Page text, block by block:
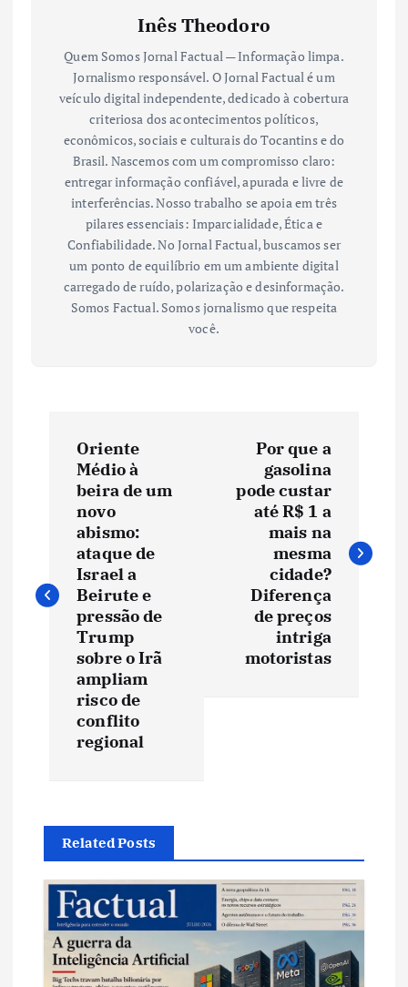
Inês Theodoro
Quem Somos Jornal Factual — Informação limpa.
Jornalismo responsável. O Jornal Factual é um
veículo digital independente, dedicado à cobertura
criteriosa dos acontecimentos políticos,
econômicos, sociais e culturais do Tocantins e do
Brasil. Nascemos com um compromisso claro:
entregar informação confiável, apurada e livre de
interferências. Nosso trabalho se apoia em três
pilares essenciais: Imparcialidade, Ética e
Confiabilidade. No Jornal Factual, buscamos ser
um ponto de equilíbrio em um ambiente digital
carregado de ruído, polarização e desinformação.
Somos Factual. Somos jornalismo que respeita
você.
g
d
e
P
Oriente
Médio à
beira de um
novo
abismo:
ataque de
Israel a
Beirute e
pressão de
Trump
sobre o Irã
ampliam
risco de
conflito
regional
Por que a
gasolina
pode custar
até R$ 1 a
mais na
mesma
cidade?
Diferença
de preços
intriga
motoristas
Related Posts